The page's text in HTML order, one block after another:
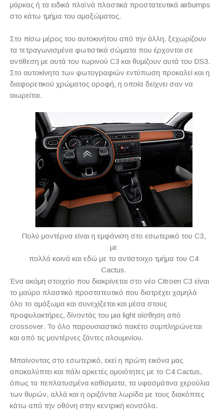
μάρκας ή τα ειδικά πλαϊνά πλαστικά προστατευτικά airbumps
στο κάτω τμήμα του αμαξώματος.
Στο πίσω μέρος του αυτοκινήτου από την άλλη, ξεχωρίζουν
τα τετραγωνισμένα φωτιστικά σώματα που έρχονται σε
αντίθεση με αυτά του τωρινού C3 και θυμίζουν αυτά του DS3.
Στο αυτοκίνητο των φωτογραφιών εντύπωση προκαλεί και η
διαφορετικού χρώματος οροφή, η οποία δείχνει σαν να
αιωρείται.
Πολύ μοντέρνα είναι η εμφάνιση στο εσωτερικό του C3,
με
πολλά κοινά και εδώ με το αντίστοιχο τμήμα του C4
Cactus.
Ένα ακόμη στοιχείο που διακρίνεται στο νέο Citroen C3 είναι
το μαύρο πλαστικό προστατευτικό που διατρέχει χαμηλά
όλο το αμάξωμα και συνεχίζεται και μέσα στους
προφυλακτήρες, δίνοντάς του μια light αίσθηση από
crossover. To όλο παρουσιαστικό πακέτο συμπληρώνεται
και από τις μοντέρνες ζάντες αλουμινίου.
Μπαίνοντας στο εσωτερικό, εκεί η πρώτη εικόνα μας
αποκαλύπτει και πάλι αρκετές ομοιότητες με το C4Cactus,
όπως τα πεπλατυσμένα καθίσματα, τα υφασμάτινα χερούλια
των θυρών, αλλά και η οριζόντια λωρίδα με τους διακόπτες
κάτω από την οθόνη στην κεντρική κονσόλα.